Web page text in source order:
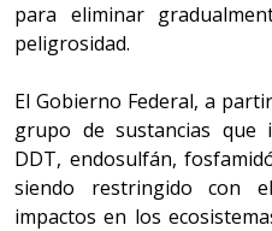
para eliminar
peligrosidad.
El Gobierno Federal, a
grupo de sustancias que
DDT, endosulfán,
siendo restringido con
impactos en los